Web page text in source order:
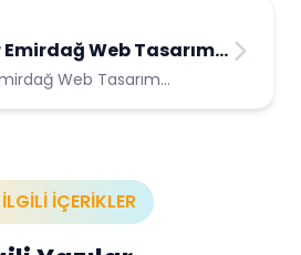
Web Tasarım
Web Tasarım
İLGİLİ İÇERİKLER